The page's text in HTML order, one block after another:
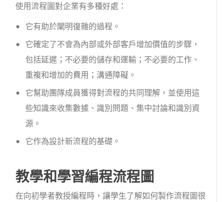
使用流程圖對企業有多種好處：
它有助於闡明復雜的過程。
它確定了不會為內部或外部客戶增加價值的步驟，
包括延遲；不必要的儲存和運輸；不必要的工作、
重複和增加的費用；溝通障礙。
它幫助團隊成員獲得對流程的共同理解，並使用這
些知識來收集數據、識別問題、集中討論和識別資
源。
它作為設計新流程的基礎。
教學和學習編程流程圖
在向初學者教授編程時，讓學生了解如何製作流程圖很